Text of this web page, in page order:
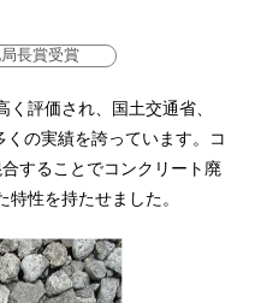
長賞受賞
評価され、 国土交通省、
の実績を誇っています。
コ
することでコンクリート廃
性を持たせました。